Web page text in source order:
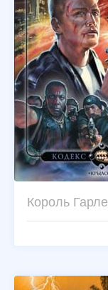
Король